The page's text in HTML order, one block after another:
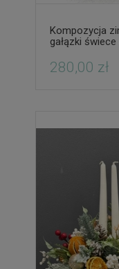
Kompozycja
gałązki
280,00 zł